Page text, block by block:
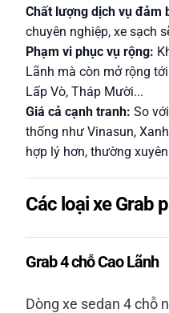
Chất lượng dịch vụ đảm
chuyên nghiệp, xe sạch
Phạm vi phục vụ rộng:
Lãnh mà còn mở rộng
Lấp Vò, Tháp Mười...
Giá cả cạnh tranh: So
thống như Vinasun,
hợp lý hơn, thường
Các loại xe Grab
Grab 4 chỗ Cao Lãnh
Dòng xe sedan 4 chỗ